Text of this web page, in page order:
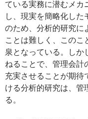
ている実務に潜むメカ
し、現実を簡略化した
のため、分析的研究に
ことは難しく、このこ
泉となっている。しか
ねることで、管理会計
充実させることが期待
ける分析的研究は、管
る。